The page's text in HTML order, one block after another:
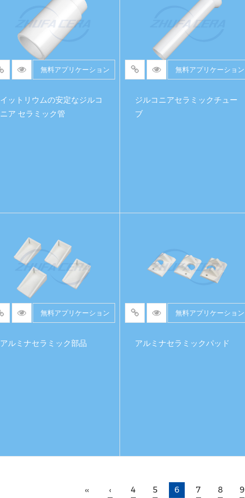
無料アプリケーション
イットリウムの安定なジルコ
ニア セラミック管
無料アプリケーション
ジルコニアセラミックチュー
ブ
無料アプリケーション
アルミナセラミック部品
無料アプリケーション
アルミナセラミックパッド
‹‹ ‹ 4 5 6 7 8 9